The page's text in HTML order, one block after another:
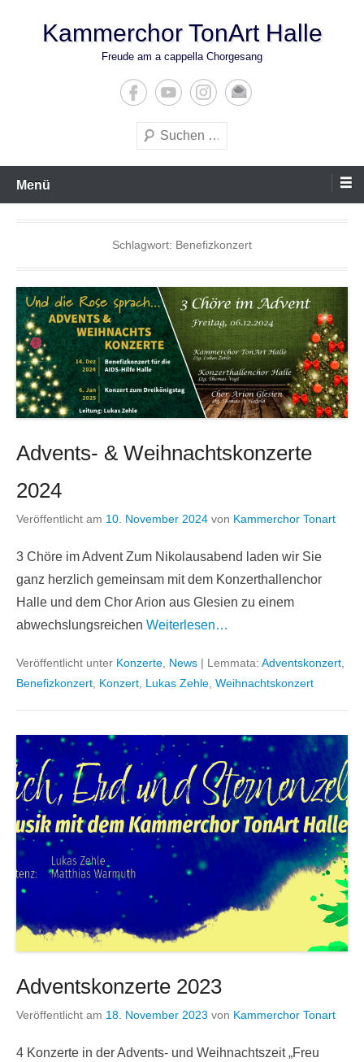
Kammerchor TonArt Halle
Freude am a cappella Chorgesang
Suchen
Menü
Schlagwort: Benefizkonzert
Advents- & Weihnachtskonzerte
2024
Veröffentlicht am 10. November 2024 von Kammerchor Tonart
3 Chöre im Advent Zum Nikolausabend laden wir Sie
ganz herzlich gemeinsam mit dem Konzerthallenchor
Halle und dem Chor Arion aus Glesien zu einem
abwechslungsreichen Weiterlesen…
Veröffentlicht unter Konzerte News | Lemmata: Adventskonzert
Benefizkonzert Konzert Lukas Zehle Weihnachtskonzert
Adventskonzerte 2023
Veröffentlicht am 18. November 2023 von Kammerchor Tonart
4 Konzerte in der Advents- und Weihnachtszeit „Freu